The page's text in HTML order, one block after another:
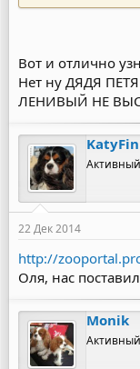
Вот и отлично
Нет ну ДЯДЯ
ЛЕНИВЫЙ НЕ
KatyFin
22 Дек 2014
http://
Оля, нас
Monik